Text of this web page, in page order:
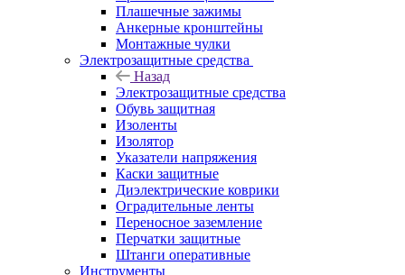
Плашечные зажимы
Анкерные кронштейны
Монтажные чулки
Электрозащитные средства
Назад
Электрозащитные средства
Обувь защитная
Изоленты
Изолятор
Указатели напряжения
Каски защитные
Диэлектрические коврики
Оградительные ленты
Переносное заземление
Перчатки защитные
Штанги оперативные
Инструменты